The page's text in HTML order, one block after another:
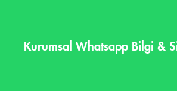
Kurumsal Whatsapp Bilgi &